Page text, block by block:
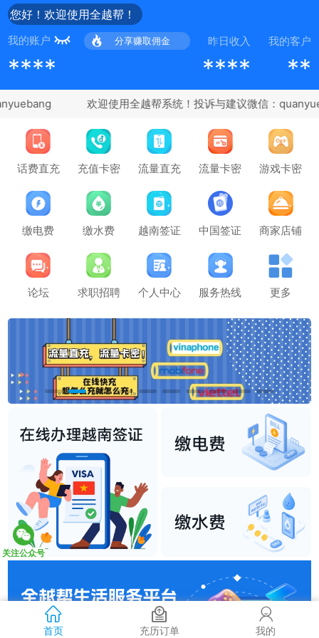
您好！欢迎使用全越帮！
我的账户 分享赚取佣金 昨日收入 我的客户
**** **** **
话费直充 充值卡密 流量直充 流量卡密 游戏卡密
缴电费 缴水费 越南签证 中国签证 商家店铺
论坛 求职招聘 个人中心 服务热线 更多
关注公众号
首页 充历订单 我的